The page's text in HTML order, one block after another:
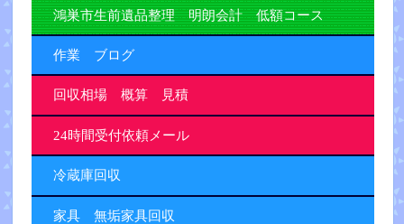
鴻巣市生前遺品整理 明朗会計 低額コース
作業 ブログ
回収相場 概算 見積
24時間受付依頼メール
冷蔵庫回収
家具 無垢家具回収